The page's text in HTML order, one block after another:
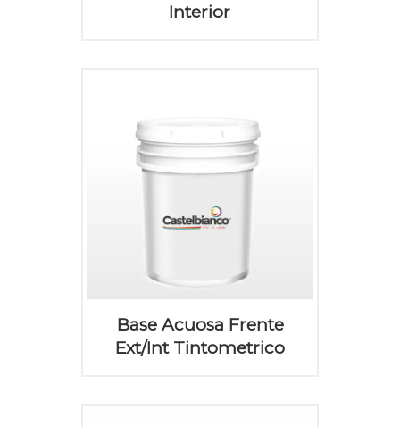
Interior
Base Acuosa Frente
Ext/Int Tintometrico